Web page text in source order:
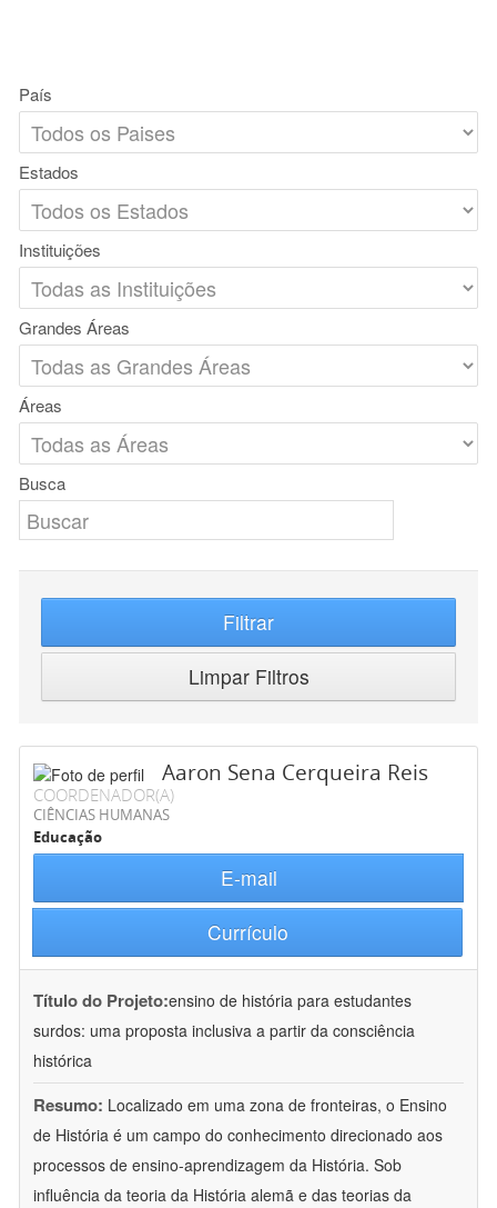
País
Estados
Instituições
Grandes Áreas
Áreas
Busca
Filtrar
Limpar Filtros
Aaron Sena Cerqueira Reis
COORDENADOR(A)
CIÊNCIAS HUMANAS
Educação
E-mail
Currículo
Título do Projeto:ensino de história para estudantes
surdos: uma proposta inclusiva a partir da consciência
histórica
Resumo: Localizado em uma zona de fronteiras, o Ensino
de História é um campo do conhecimento direcionado aos
processos de ensino-aprendizagem da História. Sob
influência da teoria da História alemã e das teorias da